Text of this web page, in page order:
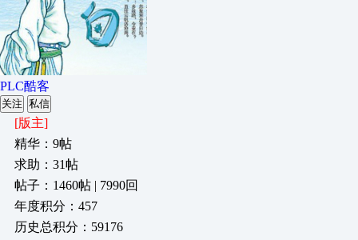
PLC酷客
关注 私信
[版主]
精华：9帖
求助：31帖
帖子：1460帖 | 7990回
年度积分：457
历史总积分：59176